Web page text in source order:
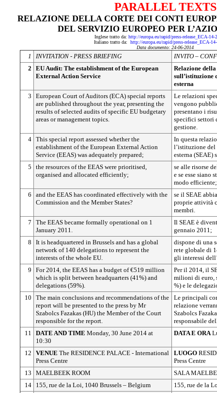
PARALLEL TEXTS
RELAZIONE DELLA CORTE DEI CONTI
DEL SERVIZIO EUROPEO PER
Inglese tratto da: http://europa.eu/rapid/press-release_ECA-14-
Italiano tratto da: http://europa.eu/rapid/press-release_ECA-
Data documento: 24-06-2014
1 INVITATION - PRESS BRIEFING
INVITO –
2
EU Audit: The establishment of the European
External Action Service
Relazione
sull’istituzione
esterna
3
European Court of Auditors (ECA) special reports
are published throughout the year, presenting the
results of selected audits of specific EU budgetary
areas or management topics.
Le relazioni
vengono
presentano i
specifici settori
gestione.
4 This special report assessed whether the
establishment of the European External Action
Service (EEAS) was adequately prepared;
In questa
l’istituzione del
esterna (SEAE)
5
the resources of the EEAS were prioritised,
organised and allocated efficiently;
se alle risorse
e se esse siano
modo efficiente;
6
and the EEAS has coordinated effectively with the
Commission and the Member States?
se il SEAE
proprie attività
membri.
7
The EEAS became formally operational on 1
January 2011.
Il SEAE è
gennaio 2011;
8
It is headquartered in Brussels and has a global
network of 140 delegations to represent the
interests of the whole EU.
dispone di una
rete globale di
gli interessi
9
For 2014, the EEAS has a budget of €519 million
which is split between headquarters (41%) and
delegations (59%).
Per il 2014, il
milioni di euro,
%) e le
10
The main conclusions and recommendations of the
report will be presented to the press by Mr
Szabolcs Fazakas (HU) the Member of the Court
responsible for the report.
Le principali
relazione
Szabolcs
responsabile
11
DATE AND TIME Monday, 30 June 2014 at
10:30
DATA E ORA
12 VENUE The RESIDENCE PALACE - International
Press Centre
LUOGO
Press Centre
13
MAELBEEK ROOM
SALA
14
155, rue de la Loi, 1040 Brussels – Belgium
155, rue de la